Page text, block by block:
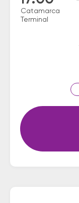
Catamarca
Terminal